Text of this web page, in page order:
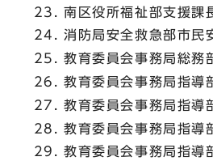
南区役所福祉部支援課
消防局安全救急部市民
教育委員会事務局総務
教育委員会事務局指導
教育委員会事務局指導
教育委員会事務局指導
教育委員会事務局指導